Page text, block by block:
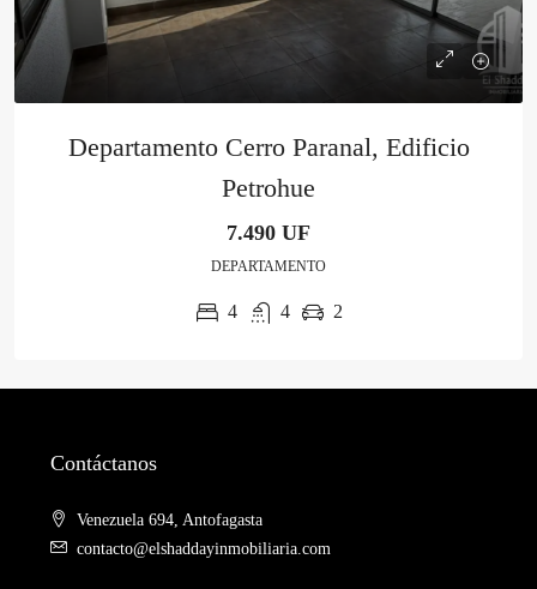
Departamento Cerro Paranal, Edificio
Petrohue
7.490 UF
DEPARTAMENTO
4 4 2
Contáctanos
Venezuela 694, Antofagasta
contacto@elshaddayinmobiliaria.com